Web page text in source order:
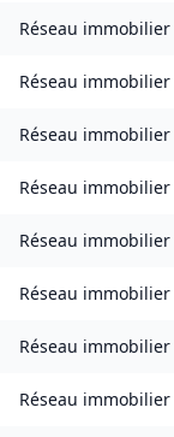
Réseau immobilier
Réseau immobilier
Réseau immobilier
Réseau immobilier
Réseau immobilier
Réseau immobilier
Réseau immobilier
Réseau immobilier